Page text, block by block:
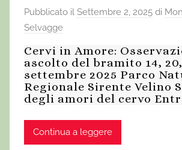
Pubblicato il Settembre 2, 2025 di
Selvagge
Cervi in Amore:
ascolto del bramito 14, 20,
settembre 2025 Parco
Regionale Sirente Velino
degli amori del cervo
Continua a leggere